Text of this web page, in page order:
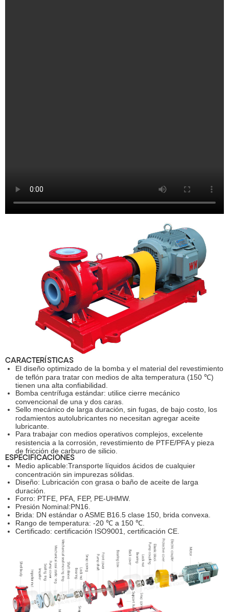
CARACTERÍSTICAS
El diseño optimizado de la bomba y el material del revestimiento
de teflón para tratar con medios de alta temperatura (150 ℃)
tienen una alta confiabilidad.
Bomba centrífuga estándar: utilice cierre mecánico
convencional de una y dos caras.
Sello mecánico de larga duración, sin fugas, de bajo costo, los
rodamientos autolubricantes no necesitan agregar aceite
lubricante.
Para trabajar con medios operativos complejos, excelente
resistencia a la corrosión, revestimiento de PTFE/PFA y pieza
de fricción de carburo de silicio.
ESPECIFICACIONES
Medio aplicable:Transporte líquidos ácidos de cualquier
concentración sin impurezas sólidas.
Diseño: Lubricación con grasa o baño de aceite de larga
duración.
Forro: PTFE, PFA, FEP, PE-UHMW.
Presión Nominal:PN16.
Brida: DN estándar o ASME B16.5 clase 150, brida convexa.
Rango de temperatura: -20 ℃ a 150 ℃.
Certificado: certificación ISO9001, certificación CE.